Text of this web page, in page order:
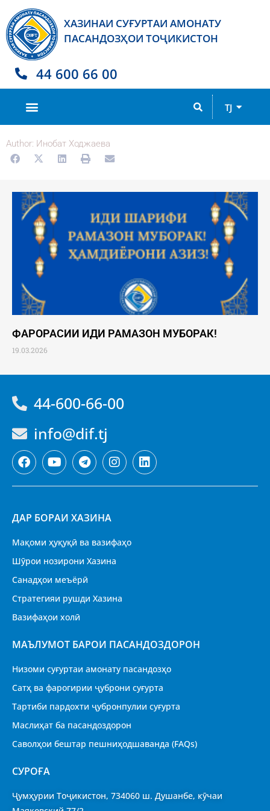
ХАЗИНАИ СУҒУРТАИ АМОНАТУ
ПАСАНДОЗҲОИ ТОҶИКИСТОН
44 600 66 00
TJ
EN
Author: Инобат Ходжаева
ФАРОРАСИИ ИДИ РАМАЗОН МУБОРАК!
19.03.2026
44-600-66-00
info@dif.tj
ДАР БОРАИ ХАЗИНА
Мақоми ҳуқуқӣ ва вазифаҳо
Шӯрои нозирони Хазина
Санадҳои меъёрӣ
Стратегияи рушди Хазина
Вазифаҳои холӣ
МАЪЛУМОТ БАРОИ ПАСАНДОЗДОРОН
Низоми суғуртаи амонату пасандозҳо
Сатҳ ва фарогирии ҷуброни суғурта
Тартиби пардохти ҷубронпулии суғурта
Маслиҳат ба пасандоздорон
Саволҳои бештар пешниҳодшаванда (FAQs)
CУРОҒА
Ҷумҳурии Тоҷикистон, 734060 ш. Душанбе, кӯчаи